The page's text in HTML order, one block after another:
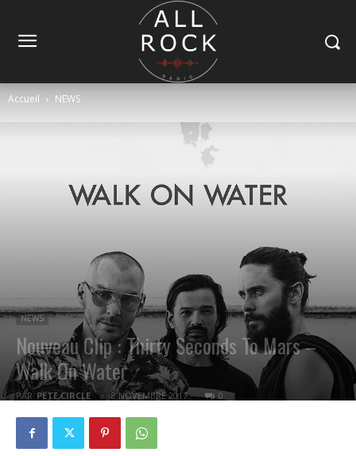
Accueil NEWS
NEWS
Nouveau Clip : Thirty Seconds To Mars –
Walk On Water
PAR PETE CIRCLE 8 NOVEMBRE 2017 0